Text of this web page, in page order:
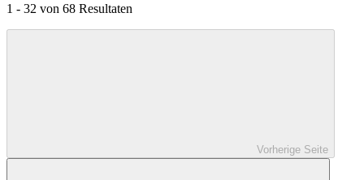
1 - 32 von 68 Resultaten
Vorherige Seite